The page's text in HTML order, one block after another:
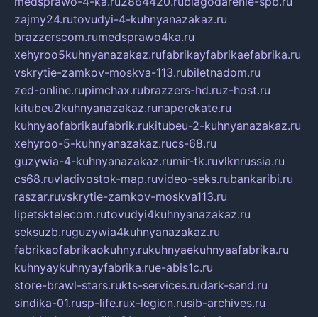
zajmy24.rutovudyi-4-kuhnyanazakaz.ru
brazzerscom.rumedsprawo4ka.ru
xehyroo5kuhnyanazakaz.rufabrikayfabrikaefabrika.ru
vskrytie-zamkov-moskva-113.rubiletnadom.ru
zed-online.rupimchax.rubrazzers-hd.ruz-host.ru
kitubeu2kuhnyanazakaz.runaperekate.ru
kuhnyaofabrikaufabrik.rukitubeu-2-kuhnyanazakaz.ru
xehyroo-5-kuhnyanazakaz.rucs-68.ru
guzywia-4-kuhnyanazakaz.rumir-tk.ruvlknrussia.ru
cs68.ruvladivostok-map.ruvideo-seks.rubankaribi.ru
raszar.ruvskrytie-zamkov-moskva113.ru
lipetsktelecom.rutovudyi4kuhnyanazakaz.ru
seksuzb.ruguzywia4kuhnyanazakaz.ru
fabrikaofabrikaokuhny.rukuhnyaekuhnyaafabrika.ru
kuhnyaykuhnyayfabrika.rue-abis1c.ru
store-brawl-stars.rukts-services.rudark-sand.ru
sindika-01.rusp-life.rux-legion.rusib-archives.ru